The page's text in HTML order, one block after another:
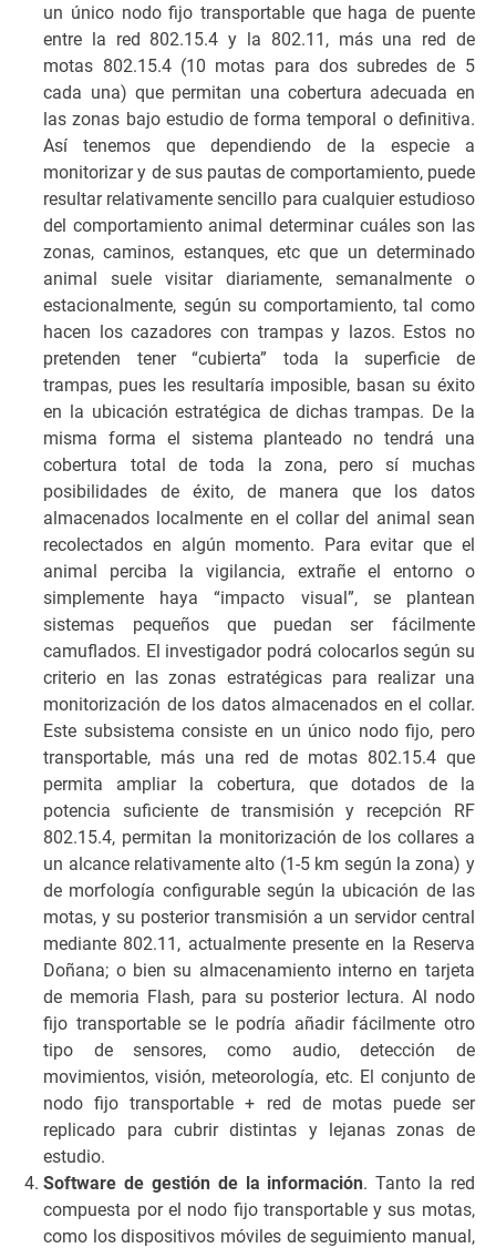
un único nodo fijo transportable que haga de puente
entre la red 802.15.4 y la 802.11, más una red de
motas 802.15.4 (10 motas para dos subredes de 5
cada una) que permitan una cobertura adecuada en
las zonas bajo estudio de forma temporal o definitiva.
Así tenemos que dependiendo de la especie a
monitorizar y de sus pautas de comportamiento, puede
resultar relativamente sencillo para cualquier estudioso
del comportamiento animal determinar cuáles son las
zonas, caminos, estanques, etc que un determinado
animal suele visitar diariamente, semanalmente o
estacionalmente, según su comportamiento, tal como
hacen los cazadores con trampas y lazos. Estos no
pretenden tener “cubierta” toda la superficie de
trampas, pues les resultaría imposible, basan su éxito
en la ubicación estratégica de dichas trampas. De la
misma forma el sistema planteado no tendrá una
cobertura total de toda la zona, pero sí muchas
posibilidades de éxito, de manera que los datos
almacenados localmente en el collar del animal sean
recolectados en algún momento. Para evitar que el
animal perciba la vigilancia, extrañe el entorno o
simplemente haya “impacto visual”, se plantean
sistemas pequeños que puedan ser fácilmente
camuflados. El investigador podrá colocarlos según su
criterio en las zonas estratégicas para realizar una
monitorización de los datos almacenados en el collar.
Este subsistema consiste en un único nodo fijo, pero
transportable, más una red de motas 802.15.4 que
permita ampliar la cobertura, que dotados de la
potencia suficiente de transmisión y recepción RF
802.15.4, permitan la monitorización de los collares a
un alcance relativamente alto (1-5 km según la zona) y
de morfología configurable según la ubicación de las
motas, y su posterior transmisión a un servidor central
mediante 802.11, actualmente presente en la Reserva
Doñana; o bien su almacenamiento interno en tarjeta
de memoria Flash, para su posterior lectura. Al nodo
fijo transportable se le podría añadir fácilmente otro
tipo de sensores, como audio, detección de
movimientos, visión, meteorología, etc. El conjunto de
nodo fijo transportable + red de motas puede ser
replicado para cubrir distintas y lejanas zonas de
estudio.
Software de gestión de la información. Tanto la red
compuesta por el nodo fijo transportable y sus motas,
como los dispositivos móviles de seguimiento manual,